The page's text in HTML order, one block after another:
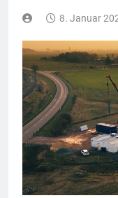
8. Januar